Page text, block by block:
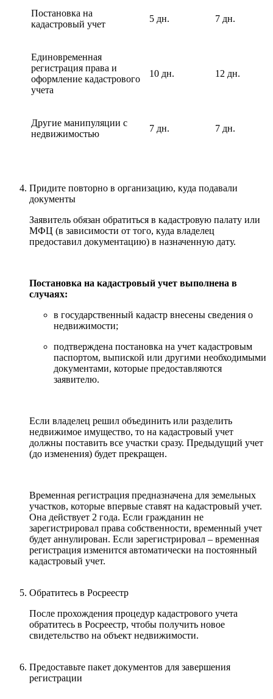
Постановка на
кадастровый учет
5 дн. 7 дн.
Единовременная
регистрация права и
оформление кадастрового
учета
10 дн. 12 дн.
Другие манипуляции с
недвижимостью
7 дн. 7 дн.
Придите повторно в организацию, куда подавали
документы
Заявитель обязан обратиться в кадастровую палату или
МФЦ (в зависимости от того, куда владелец
предоставил документацию) в назначенную дату.
Постановка на кадастровый учет выполнена в
случаях:
в государственный кадастр внесены сведения о
недвижимости;
подтверждена постановка на учет кадастровым
паспортом, выпиской или другими необходимыми
документами, которые предоставляются
заявителю.
Если владелец решил объединить или разделить
недвижимое имущество, то на кадастровый учет
должны поставить все участки сразу. Предыдущий учет
(до изменения) будет прекращен.
Временная регистрация предназначена для земельных
участков, которые впервые ставят на кадастровый учет.
Она действует 2 года. Если гражданин не
зарегистрировал права собственности, временный учет
будет аннулирован. Если зарегистрировал – временная
регистрация изменится автоматически на постоянный
кадастровый учет.
Обратитесь в Росреестр
После прохождения процедур кадастрового учета
обратитесь в Росреестр, чтобы получить новое
свидетельство на объект недвижимости.
Предоставьте пакет документов для завершения
регистрации